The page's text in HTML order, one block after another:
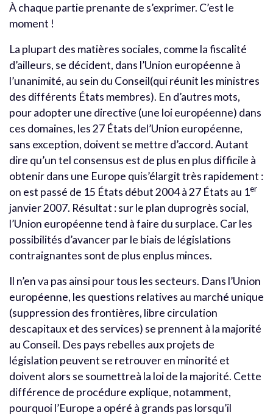
À chaque partie prenante de s’exprimer. C’est le
moment !
La plupart des matières sociales, comme la fiscalité
d’ailleurs, se décident, dans l’Union européenne à
l’unanimité, au sein du Conseil(qui réunit les ministres
des différents États membres). En d’autres mots,
pour adopter une directive (une loi européenne) dans
ces domaines, les 27 États del’Union européenne,
sans exception, doivent se mettre d’accord. Autant
dire qu’un tel consensus est de plus en plus difficile à
obtenir dans une Europe quis’élargit très rapidement :
on est passé de 15 États début 2004 à 27 États au 1er
janvier 2007. Résultat : sur le plan duprogrès social,
l’Union européenne tend à faire du surplace. Car les
possibilités d’avancer par le biais de législations
contraignantes sont de plus enplus minces.
Il n’en va pas ainsi pour tous les secteurs. Dans l’Union
européenne, les questions relatives au marché unique
(suppression des frontières, libre circulation
descapitaux et des services) se prennent à la majorité
au Conseil. Des pays rebelles aux projets de
législation peuvent se retrouver en minorité et
doivent alors se soumettreà la loi de la majorité. Cette
différence de procédure explique, notamment,
pourquoi l’Europe a opéré à grands pas lorsqu’il